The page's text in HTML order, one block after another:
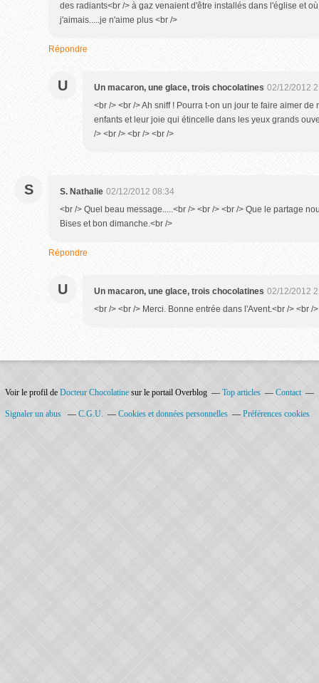
des radiants<br /> à gaz venaient d'être installés dans l'église et
j'aimais.....je n'aime plus <br />
Répondre
U Un macaron, une glace, trois chocolatines 02/12/2012
<br /> <br /> Ah sniff ! Pourra t-on un jour te faire aimer
enfants et leur joie qui étincelle dans les yeux grands
/> <br /> <br /> <br />
S S. Nathalie 02/12/2012 08:34
<br /> Quel beau message.....<br /> <br /> <br /> Que le partage
Bises et bon dimanche.<br />
Répondre
U Un macaron, une glace, trois chocolatines 02/12/2012
<br /> <br /> Merci. Bonne entrée dans l'Avent.<br /> <br /
Voir le profil de Docteur Chocolatine sur le portail Overblog Top articles Contact
Signaler un abus C.G.U. Cookies et données personnelles Préférences cookies